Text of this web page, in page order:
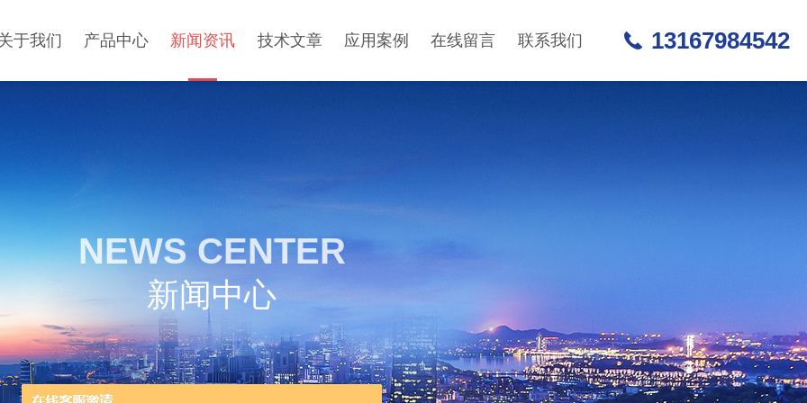
于我们 产品中心 新闻资讯 技术文章 应用案例 在线留言 联系我们 13167984542
NEWS CENTER
新闻中心